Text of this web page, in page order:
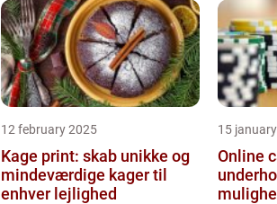
12 february 2025
Kage print: skab unikke og
mindeværdige kager til
enhver lejlighed
15
Online